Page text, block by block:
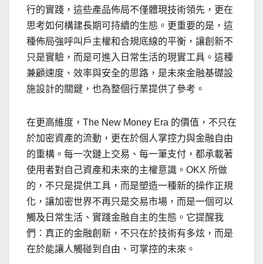
行的實踐，這些產品佈局不僅體現技術領先，更在
思考如何構建長期可持續的生態。更重要的是，這
種佈局強呼叫戶主權和合規底線的平衡，讓創新不
只是實驗，而是可進入日常生活的現實工具。這種
兼顧速度、效率與安全的思路，是未來金融基礎設
施設計的關鍵，也為整個行業提供了參考。
在更高維度，The New Money Era 的價值，不只在
於加密資產的流動，更在於個人掌控力與金融自由
的重構。每一次鏈上交易、每一筆支付，都承載著
使用者對自己資產和未來的主權意識。OKX 所做
的，不只是提供工具，而是塑造一種新的操作正規
化，讓加密世界不再只是交易市場，而是一個可以
觸及日常生活、實踐金融自主的生態。它提醒我
們：真正的金融創新，不只在於技術有多炫，而是
在於能讓人觸碰到自由、可掌控的未來。